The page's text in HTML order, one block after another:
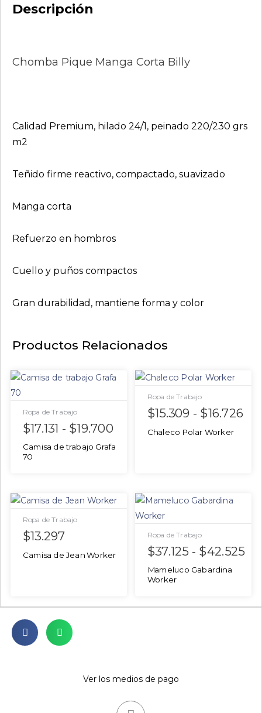
Descripción
Chomba Pique Manga Corta Billy
Calidad Premium, hilado 24/1, peinado 220/230 grs
m2
Teñido firme reactivo, compactado, suavizado
Manga corta
Refuerzo en hombros
Cuello y puños compactos
Gran durabilidad, mantiene forma y color
Productos Relacionados
Ropa de Trabajo
$17.131 - $19.700
Camisa de trabajo Grafa
70
Ropa de Trabajo
$15.309 - $16.726
Chaleco Polar Worker
Ropa de Trabajo
$13.297
Camisa de Jean Worker
Ropa de Trabajo
$37.125 - $42.525
Mameluco Gabardina
Worker
Ver los medios de pago